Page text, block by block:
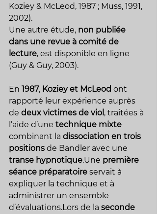
Koziey & McLeod, 1987 ; Muss, 1991,
2002).
Une autre étude, non publiée
dans une revue à comité de
lecture, est disponible en ligne
(Guy & Guy, 2003).
En 1987, Koziey et McLeod ont
rapporté leur expérience auprès
de deux victimes de viol , traitées à
l’aide d’une technique mixte
combinant la dissociation en trois
positions de Bandler avec une
transe hypnotique.Une première
séance préparatoire servait à
expliquer la technique et à
administrer un ensemble
d’évaluations.Lors de la seconde